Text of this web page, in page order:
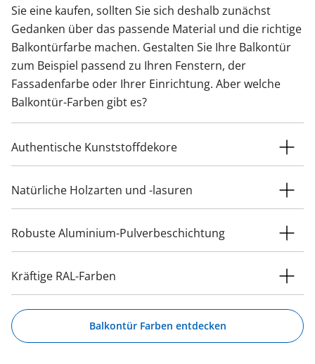
Sie eine kaufen, sollten Sie sich deshalb zunächst
Gedanken über das passende Material und die richtige
Balkontürfarbe machen. Gestalten Sie Ihre Balkontür
zum Beispiel passend zu Ihren Fenstern, der
Fassadenfarbe oder Ihrer Einrichtung. Aber welche
Balkontür-Farben gibt es?
Authentische Kunststoffdekore
Natürliche Holzarten und -lasuren
Robuste Aluminium-Pulverbeschichtung
Kräftige RAL-Farben
Balkontür Farben entdecken